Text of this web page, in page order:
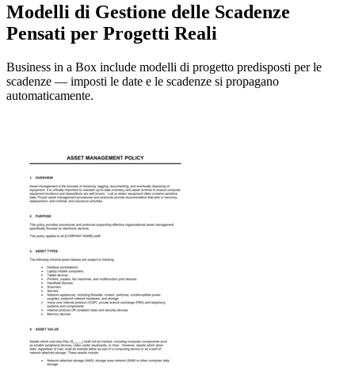
Modelli di Gestione delle Scadenze
Pensati per Progetti Reali
Business in a Box include modelli di progetto predisposti per le
scadenze — imposti le date e le scadenze si propagano
automaticamente.